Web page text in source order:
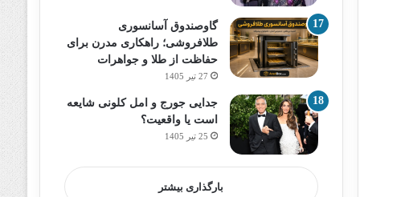
گاوصندوق آسانسوری
طلافروشی؛ راهکاری مدرن برای
حفاظت از طلا و جواهرات
27 تیر 1405
جدایی جورج و امل کلونی شایعه
است یا واقعیت؟
25 تیر 1405
بارگذاری بیشتر